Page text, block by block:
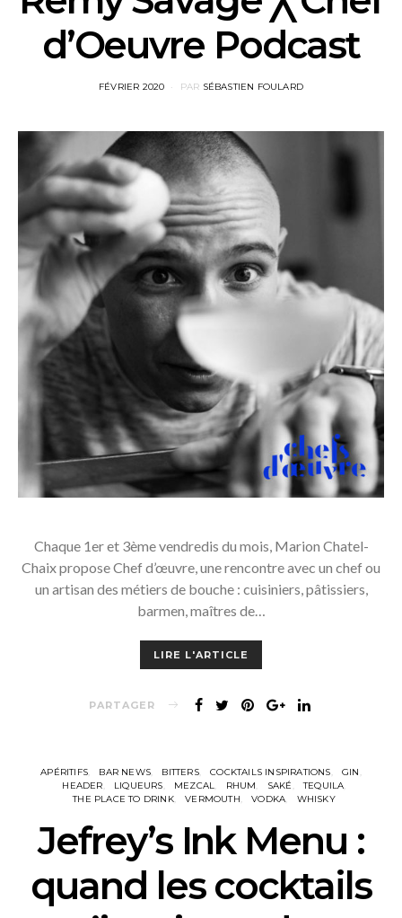
d’Oeuvre Podcast
POSTED
FÉVRIER 2020 PAR SÉBASTIEN FOULARD
Chaque 1er et 3ème vendredis du mois, Marion Chatel-
Chaix propose Chef d’œuvre, une rencontre avec un chef ou
un artisan des métiers de bouche : cuisiniers, pâtissiers,
barmen, maîtres de…
LIRE L'ARTICLE
PARTAGER
APÉRITIFS BAR NEWS BITTERS COCKTAILS INSPIRATIONS
GIN
HEADER
LIQUEURS MEZCAL RHUM SAKÉ
TEQUILA
THE PLACE TO DRINK
VERMOUTH VODKA WHISKY
Jefrey’s Ink Menu :
quand les cocktails